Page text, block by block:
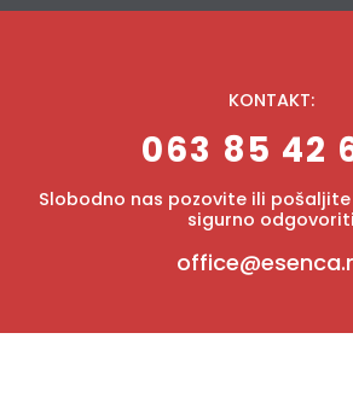
KONTAKT:
063 85 42
Slobodno nas pozovite ili
sigurno odgovoriti